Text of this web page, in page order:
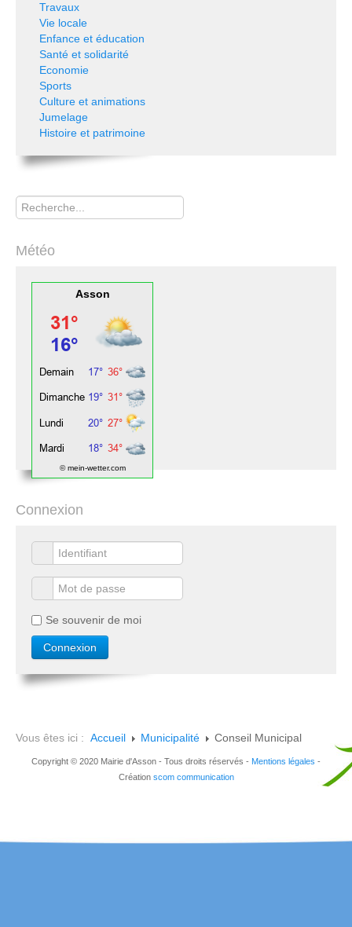
Travaux
Vie locale
Enfance et éducation
Santé et solidarité
Economie
Sports
Culture et animations
Jumelage
Histoire et patrimoine
Rechercher
Météo
Asson
© mein-wetter.com
Connexion
Se souvenir de moi
Vous êtes ici : Accueil Municipalité Conseil Municipal
Copyright © 2020 Mairie d'Asson - Tous droits réservés - Mentions légales -
Création scom communication